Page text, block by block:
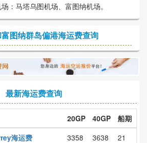
：马塔乌图机场、富图纳机场。
图纳群岛偏港海运费查询
最新海运费查询
20GP 40GP
船期
海运费
3358 3638
21